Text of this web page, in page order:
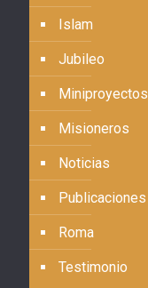
Islam
Jubileo
Miniproyectos
Misioneros
Noticias
Publicaciones
Roma
Testimonio